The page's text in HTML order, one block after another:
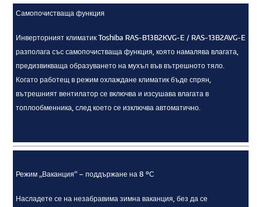
Самопочистваща функция
Инверторният климатик Toshiba RAS-B13B2KVG-E / RAS-13B2AVG-E
разполага със самопочистваща функция, която намалява влагата,
предизвикваща образуването на мухъл във вътрешното тяло.
Когато работещ в режим охлаждане климатик бъде спрян,
вътрешният вентилатор се включва и изсушава влагата в
топлообменника, след което се изключва автоматично.
Режим „Ваканция“ – поддържане на 8 ºС
Насладете се на незабравима зимна ваканция, без да се